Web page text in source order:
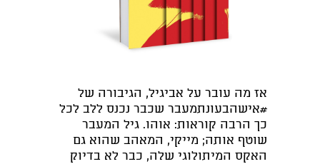
אז מה עובר על אביגיל, הגיבורה של
#אישהבעונתמעבר שכבר נכנס ללב לכל
כך הרבה קוראות: אוהו. גיל המעבר
שוטף אותה; מייקי, המאהב שהוא גם
האקס המיתולוגי שלה, כבר לא בדיוק